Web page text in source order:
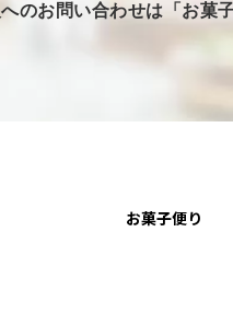
のお問い合わせは 「お菓
お菓子便り